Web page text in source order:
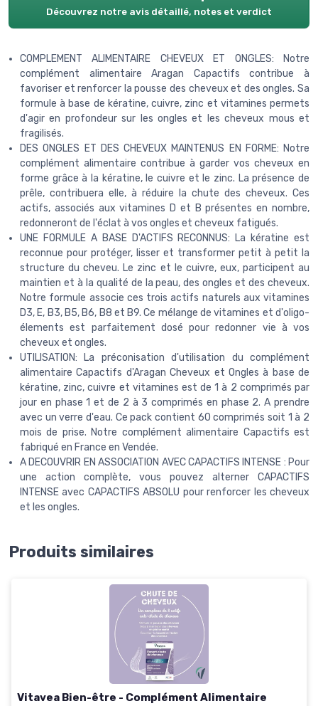
Découvrez notre avis détaillé, notes et verdict
COMPLEMENT ALIMENTAIRE CHEVEUX ET ONGLES: Notre
complément alimentaire Aragan Capactifs contribue à
favoriser et renforcer la pousse des cheveux et des ongles. Sa
formule à base de kératine, cuivre, zinc et vitamines permets
d'agir en profondeur sur les ongles et les cheveux mous et
fragilisés.
DES ONGLES ET DES CHEVEUX MAINTENUS EN FORME: Notre
complément alimentaire contribue à garder vos cheveux en
forme grâce à la kératine, le cuivre et le zinc. La présence de
prêle, contribuera elle, à réduire la chute des cheveux. Ces
actifs, associés aux vitamines D et B présentes en nombre,
redonneront de l'éclat à vos ongles et cheveux fatigués.
UNE FORMULE A BASE D'ACTIFS RECONNUS: La kératine est
reconnue pour protéger, lisser et transformer petit à petit la
structure du cheveu. Le zinc et le cuivre, eux, participent au
maintien et à la qualité de la peau, des ongles et des cheveux.
Notre formule associe ces trois actifs naturels aux vitamines
D3, E, B3, B5, B6, B8 et B9. Ce mélange de vitamines et d'oligo-
élements est parfaitement dosé pour redonner vie à vos
cheveux et ongles.
UTILISATION: La préconisation d'utilisation du complément
alimentaire Capactifs d'Aragan Cheveux et Ongles à base de
kératine, zinc, cuivre et vitamines est de 1 à 2 comprimés par
jour en phase 1 et de 2 à 3 comprimés en phase 2. A prendre
avec un verre d'eau. Ce pack contient 60 comprimés soit 1 à 2
mois de prise. Notre complément alimentaire Capactifs est
fabriqué en France en Vendée.
A DECOUVRIR EN ASSOCIATION AVEC CAPACTIFS INTENSE : Pour
une action complète, vous pouvez alterner CAPACTIFS
INTENSE avec CAPACTIFS ABSOLU pour renforcer les cheveux
et les ongles.
Produits similaires
Vitavea Bien-être - Complément Alimentaire